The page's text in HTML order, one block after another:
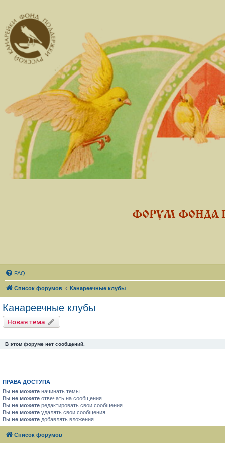
ФОРУМ ФОНДА
FAQ
Список форумов Канареечные клубы
Канареечные клубы
Новая тема
В этом форуме нет сообщений.
ПРАВА ДОСТУПА
Вы не можете начинать темы
Вы не можете отвечать на сообщения
Вы не можете редактировать свои сообщения
Вы не можете удалять свои сообщения
Вы не можете добавлять вложения
Список форумов